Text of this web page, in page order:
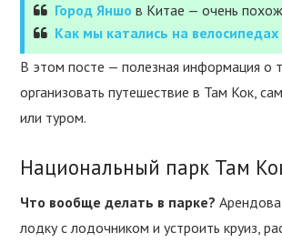
Город Яншо в Китае — очень
Как мы катались на
В этом посте — полезная информация о
организовать путешествие в Там Кок,
или туром.
Национальный парк Там
Что вообще делать в парке?
лодку с лодочником и устроить круиз,